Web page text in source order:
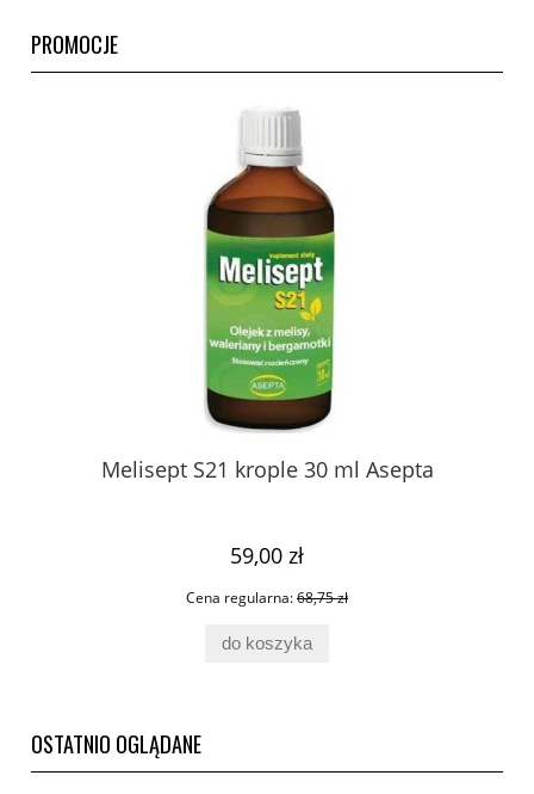
PROMOCJE
Melisept S21 krople 30 ml Asepta
59,00 zł
Cena regularna:68,75 zł
do koszyka
OSTATNIO OGLĄDANE